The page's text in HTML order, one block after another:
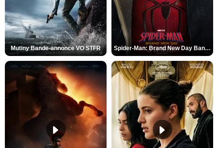
Mutiny Bande-annonce VO STFR Spider-Man: Brand New Day Bande-annonce VO STFR